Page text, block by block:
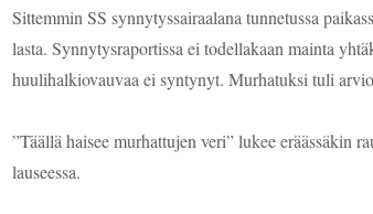
Sittemmin SS synnytyssairaalana tunnetussa
lasta. Synnytysraportissa ei todellakaan mainta
huulihalkiovauvaa ei syntynyt. Murhatuksi tuli
”Täällä haisee murhattujen veri” lukee eräässäkin
lauseessa.